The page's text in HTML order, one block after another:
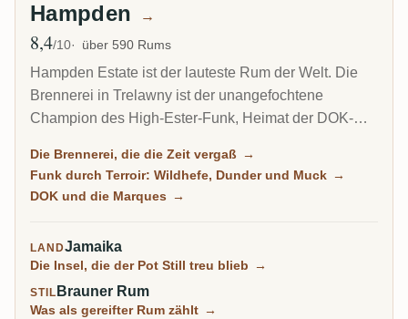
Hampden →
Ø Bewertung
8,4/10 über 590 Rums
Hampden Estate ist der lauteste Rum der Welt. Die
Brennerei in Trelawny ist der unangefochtene
Champion des High-Ester-Funk, Heimat der DOK-
treibt, und mit Abstand die meistbewertete Brennerei
auf RumX. In Familienbesitz und reiner Batch-Betrieb,
Die Brennerei, die die Zeit vergaß →
Funk durch Terroir: Wildhefe, Dunder und Muck →
DOK und die Marques →
LANDJamaika
Die Insel, die der Pot Still treu blieb →
STIL Brauner Rum
Was als gereifter Rum zählt →